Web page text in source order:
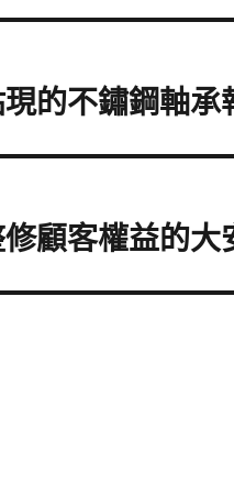
的不鏽鋼軸承
顧客權益的大